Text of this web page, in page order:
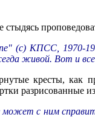
стыдясь
(с) КПСС, 1970-
живой. Вот и
кресты, как
разрисованные
с ним